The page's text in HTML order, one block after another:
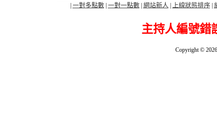
一對多點數| 一對一點數| 網站新人 上線狀態排序|
主持人編號錯
Copyright ©